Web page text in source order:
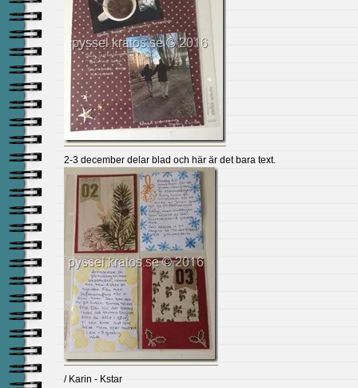
2-3 december delar blad och här är det bara text.
/ Karin - Kstar